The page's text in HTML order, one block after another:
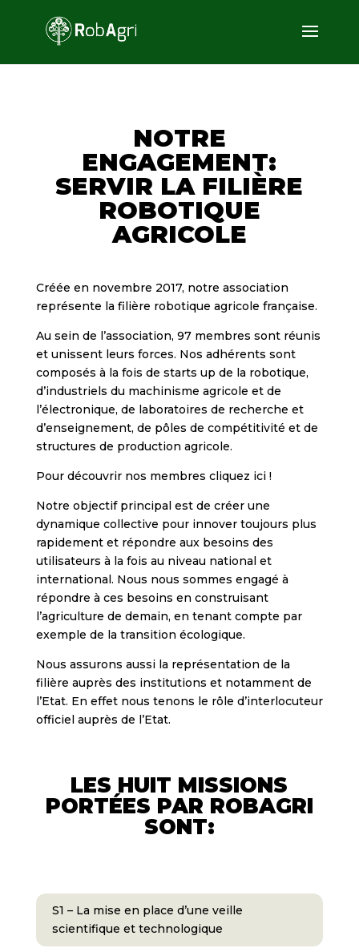
NOTRE
ENGAGEMENT:
SERVIR LA FILIÈRE
ROBOTIQUE
AGRICOLE
Créée en novembre 2017, notre association
représente la filière robotique agricole française.
Au sein de l’association, 97 membres sont réunis
et unissent leurs forces. Nos adhérents sont
composés à la fois de starts up de la robotique,
d’industriels du machinisme agricole et de
l’électronique, de laboratoires de recherche et
d’enseignement, de pôles de compétitivité et de
structures de production agricole.
Pour découvrir nos membres cliquez ici !
Notre objectif principal est de créer une
dynamique collective pour innover toujours plus
rapidement et répondre aux besoins des
utilisateurs à la fois au niveau national et
international. Nous nous sommes engagé à
répondre à ces besoins en construisant
l’agriculture de demain, en tenant compte par
exemple de la transition écologique.
Nous assurons aussi la représentation de la
filière auprès des institutions et notamment de
l’Etat. En effet nous tenons le rôle d’interlocuteur
officiel auprès de l’Etat.
LES HUIT MISSIONS
PORTÉES PAR ROBAGRI
SONT:
S1 – La mise en place d’une veille
scientifique et technologique